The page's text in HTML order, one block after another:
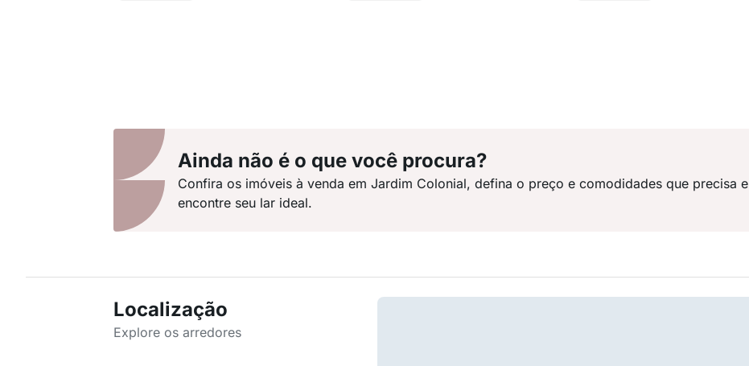
Ainda não é o que você procura?
Confira os imóveis à venda em Jardim Colonial, defina o preço e comodidades que precisa e
encontre seu lar ideal.
Localização
Explore os arredores